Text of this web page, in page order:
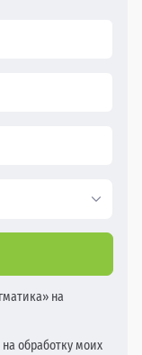
на
обработку моих